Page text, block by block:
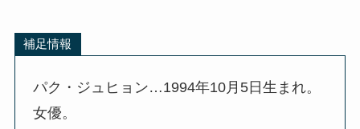
補足情報
パク・ジュヒョン…1994年10月5日生まれ。
女優。